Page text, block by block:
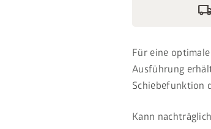
Für eine
Ausführung
Schiebefunktion
Kann nachträglich